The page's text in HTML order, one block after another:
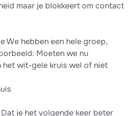
maar je blokkeert om contact
We hebben een hele groep,
Moeten we nu
het wit-gele kruis wel of niet
je het volgende keer beter